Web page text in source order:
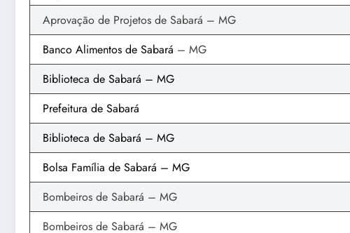
Aprovação de Projetos de Sabará – MG
Banco Alimentos de Sabará – MG
Biblioteca de Sabará – MG
Prefeitura de Sabará
Biblioteca de Sabará – MG
Bolsa Família de Sabará – MG
Bombeiros de Sabará – MG
Bombeiros de Sabará – MG